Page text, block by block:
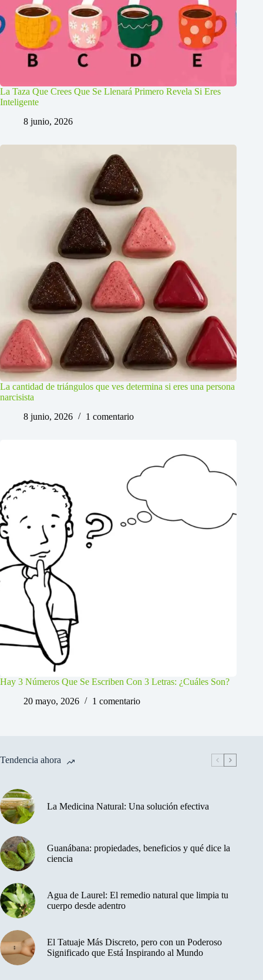
La Taza Que Crees Que Se Llenará Primero Revela Si Eres
Inteligente
8 junio, 2026
La cantidad de triángulos que ves determina si eres una persona
narcisista
8 junio, 2026
1 comentario
Hay 3 Números Que Se Escriben Con 3 Letras: ¿Cuáles Son?
20 mayo, 2026
1 comentario
Tendencia ahora
La Medicina Natural: Una solución efectiva
Guanábana: propiedades, beneficios y qué dice la
ciencia
Agua de Laurel: El remedio natural que limpia tu
cuerpo desde adentro
El Tatuaje Más Discreto, pero con un Poderoso
Significado que Está Inspirando al Mundo